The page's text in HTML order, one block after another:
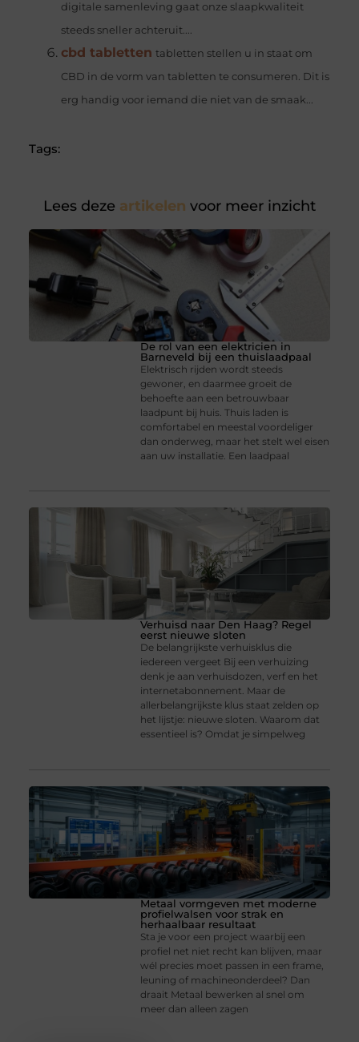
digitale samenleving gaat onze slaapkwaliteit
steeds sneller achteruit....
cbd tabletten tabletten stellen u in staat om
CBD in de vorm van tabletten te consumeren. Dit is
erg handig voor iemand die niet van de smaak...
Tags:
Lees deze artikelen voor meer inzicht
De rol van een elektricien in
Barneveld bij een thuislaadpaal
Elektrisch rijden wordt steeds
gewoner, en daarmee groeit de
behoefte aan een betrouwbaar
laadpunt bij huis. Thuis laden is
comfortabel en meestal voordeliger
dan onderweg, maar het stelt wel eisen
aan uw installatie. Een laadpaal
Verhuisd naar Den Haag? Regel
eerst nieuwe sloten
De belangrijkste verhuisklus die
iedereen vergeet Bij een verhuizing
denk je aan verhuisdozen, verf en het
internetabonnement. Maar de
allerbelangrijkste klus staat zelden op
het lijstje: nieuwe sloten. Waarom dat
essentieel is? Omdat je simpelweg
Metaal vormgeven met moderne
profielwalsen voor strak en
herhaalbaar resultaat
Sta je voor een project waarbij een
profiel net niet recht kan blijven, maar
wél precies moet passen in een frame,
leuning of machineonderdeel? Dan
draait Metaal bewerken al snel om
meer dan alleen zagen